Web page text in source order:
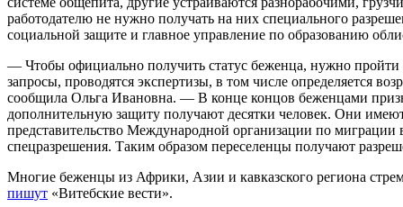
работодателю не нужно получать на них специального
социальной защите и главное управление по образованию
— Чтобы официально получить статус беженца, нужно
запросы, проводятся экспертизы, в том числе определяется
сообщила Ольга Ивановна. — В конце концов беженцами
дополнительную защиту получают десятки человек. Они
представительство Международной организации по
спецразрешения. Таким образом переселенцы получают
Многие беженцы из Африки, Азии и кавказского региона
пишут «Витебские вести».